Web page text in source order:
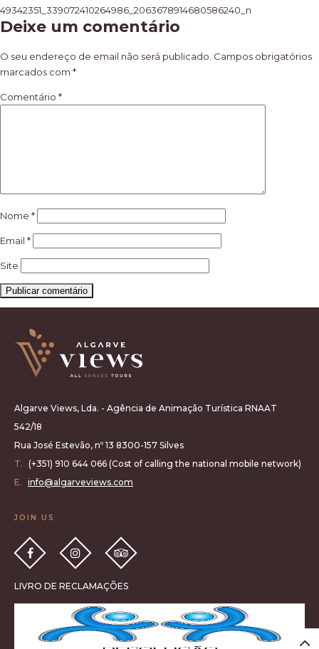
Navegação
de
artigos
49342351_339072410264986_2063678914680586240_n
Deixe um comentário
O seu endereço de email não será publicado. Campos obrigatórios
marcados com *
Comentário *
Nome *
Email *
Site
Algarve Views, Lda. - Agência de Animação Turística RNAAT
542/18
Rua José Estevão, nº 13 8300-157 Silves
T. (+351) 910 644 066 (Cost of calling the national mobile network)
E. info@algarveviews.com
JOIN US
LIVRO DE RECLAMAÇÕES